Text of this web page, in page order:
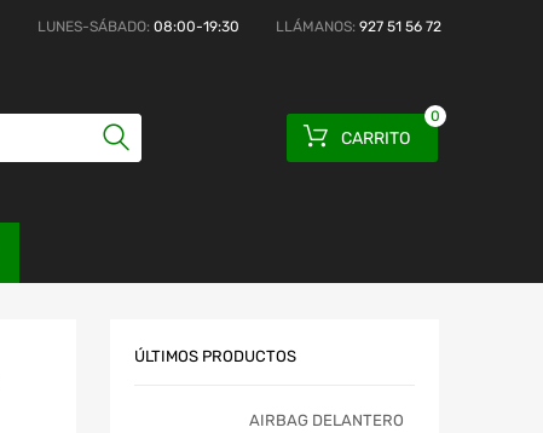
LUNES-SÁBADO: 08:00-19:30 LLÁMANOS: 927 51 56 72
CARRITO
0
ÚLTIMOS PRODUCTOS
AIRBAG DELANTERO